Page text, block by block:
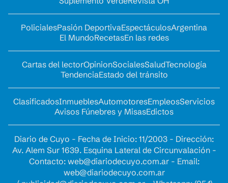
PolicialesPasión DeportivaEspectáculosArgentina
El MundoRecetasEn las redes
Cartas del lectorOpinionSocialesSaludTecnología
TendenciaEstado del tránsito
ClasificadosInmueblesAutomotoresEmpleosServicios
Avisos Fúnebres y MisasEdictos
Diario de Cuyo - Fecha de Inicio: 11/2003 - Dirección:
Av. Alem Sur 1639. Esquina Lateral de Circunvalación -
Contacto: web@diariodecuyo.com.ar- Email:
web@diariodecuyo.com.ar